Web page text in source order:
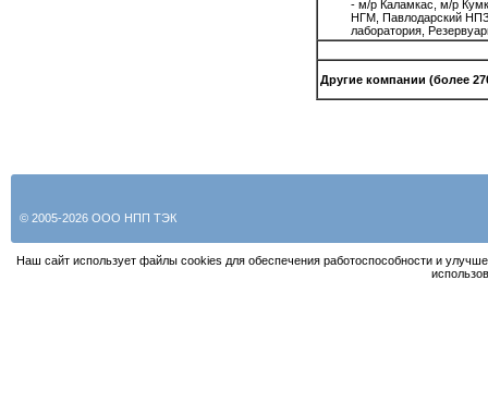
- м/р Каламкас, м/р
НГМ, Павлодарский
лаборатория,
Другие компании (более
© 2005-2026 ООО НПП ТЭК
Наш сайт использует файлы cookies для обеспечения работоспособности и